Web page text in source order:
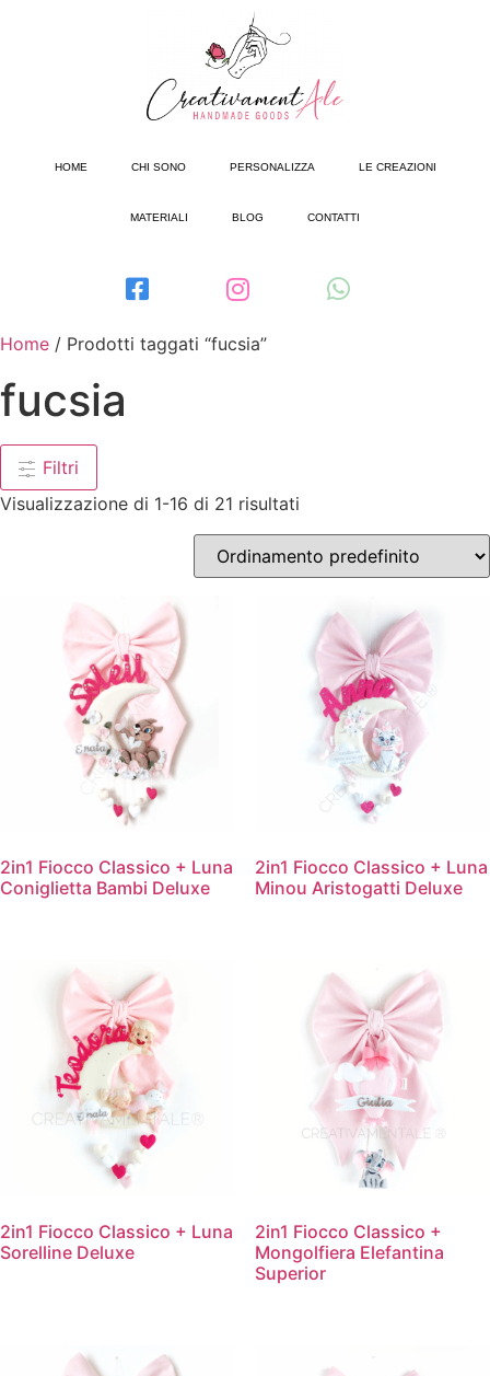
HOME CHI SONO PERSONALIZZA LE CREAZIONI
MATERIALI BLOG CONTATTI
Home / Prodotti taggati “fucsia”
fucsia
Filtri
Visualizzazione di 1-16 di 21 risultati
2in1 Fiocco Classico + Luna
Coniglietta Bambi Deluxe
2in1 Fiocco Classico + Luna
Minou Aristogatti Deluxe
2in1 Fiocco Classico + Luna
Sorelline Deluxe
2in1 Fiocco Classico +
Mongolfiera Elefantina
Superior